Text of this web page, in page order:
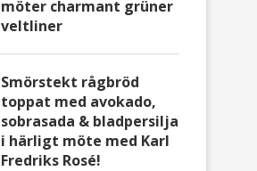
möter charmant grüner
veltliner
Smörstekt rågbröd
toppat med avokado,
sobrasada & bladpersilja
i härligt möte med Karl
Fredriks Rosé!